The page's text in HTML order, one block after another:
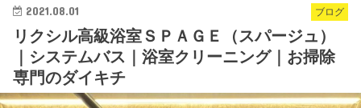
ブログ
2021.08.01
リクシル高級浴室ＳＰＡＧＥ（スパージュ）
｜システムバス｜浴室クリーニング｜お掃除
専門のダイキチ